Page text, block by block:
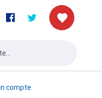
compte